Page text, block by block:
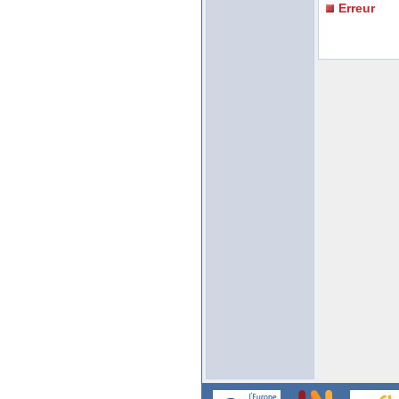
Erreur